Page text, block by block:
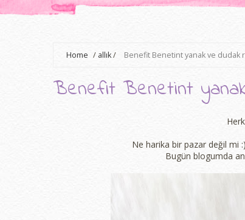
Home / allık/ Benefit Benetint yanak ve dudak
Benefit Benetint
Ne harika bir pazar değil mi
Bugün blogumda